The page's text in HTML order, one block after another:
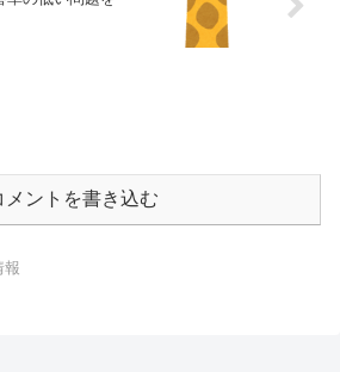
メントを書き込む
報